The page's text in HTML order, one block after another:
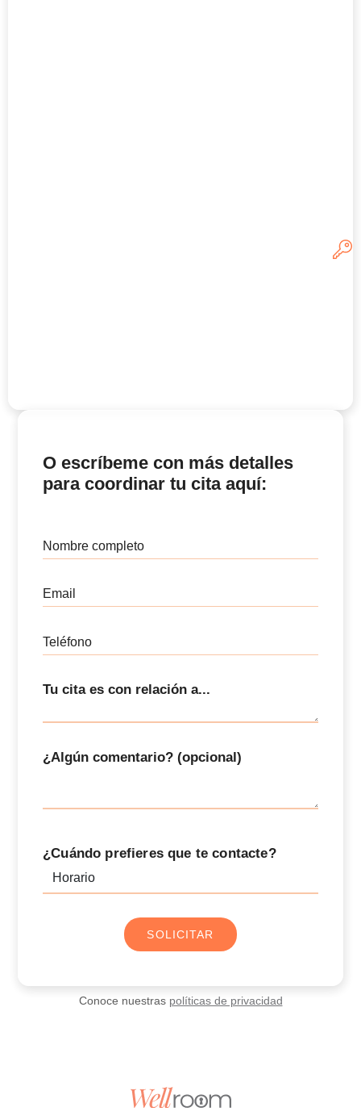
O escríbeme con más detalles
para coordinar tu cita aquí:
Nombre completo
Email
Teléfono
¿Cuándo prefieres que te contacte?
SOLICITAR
Conoce nuestras políticas de privacidad